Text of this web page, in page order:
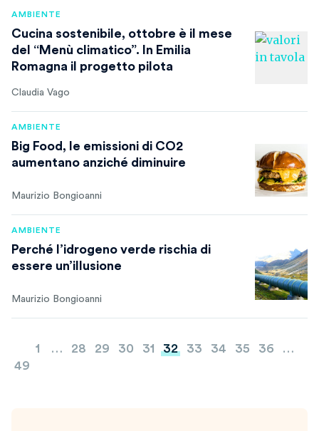
AMBIENTE
Cucina sostenibile, ottobre è il mese
del “Menù climatico”. In Emilia
Romagna il progetto pilota
Claudia Vago
AMBIENTE
Big Food, le emissioni di CO2
aumentano anziché diminuire
Maurizio Bongioanni
AMBIENTE
Perché l’idrogeno verde rischia di
essere un’illusione
Maurizio Bongioanni
Paginazione
degli
1 … 28 29 30 31 32 33 34 35 36
…
49